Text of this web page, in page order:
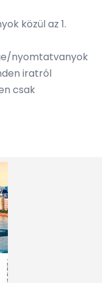
közül az 1.
nyomtatvanyok
iratról
csak